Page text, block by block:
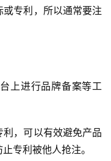
专利，所以通常要注
上进行品牌备案等工
，可以有效避免产品
专利被他人抢注。